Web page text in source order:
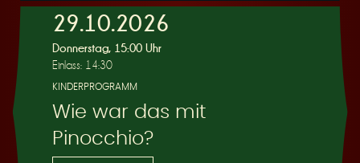
29.10.2026
Donnerstag, 15:00 Uhr
Einlass: 14:30
KINDERPROGRAMM
Wie war das mit
Pinocchio?